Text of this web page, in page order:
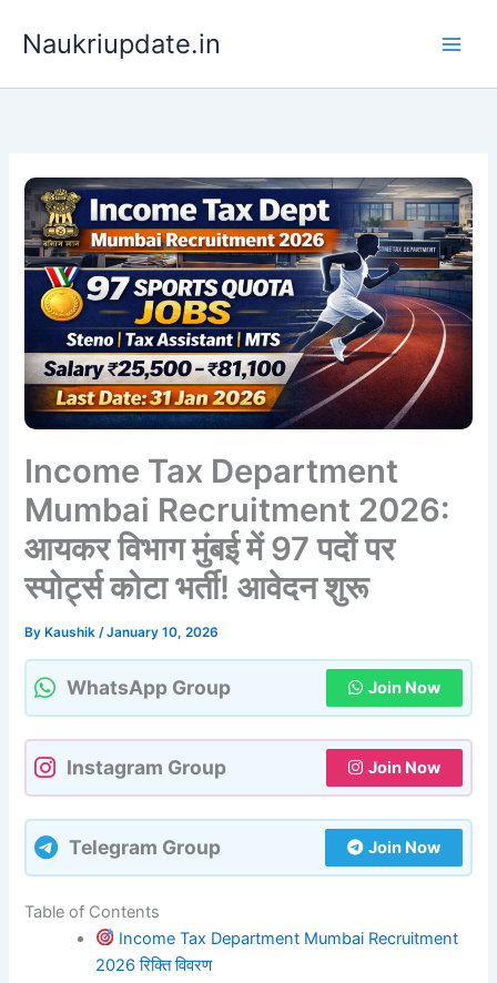
Naukriupdate.in
Income Tax Department
Mumbai Recruitment 2026:
आयकर विभाग मुंबई में 97 पदों पर
स्पोर्ट्स कोटा भर्ती! आवेदन शुरू
By Kaushik/January 10, 2026
WhatsApp Group Join Now
Instagram Group Join Now
Telegram Group Join Now
Table of Contents
Income Tax Department Mumbai Recruitment
2026 रिक्ति विवरण